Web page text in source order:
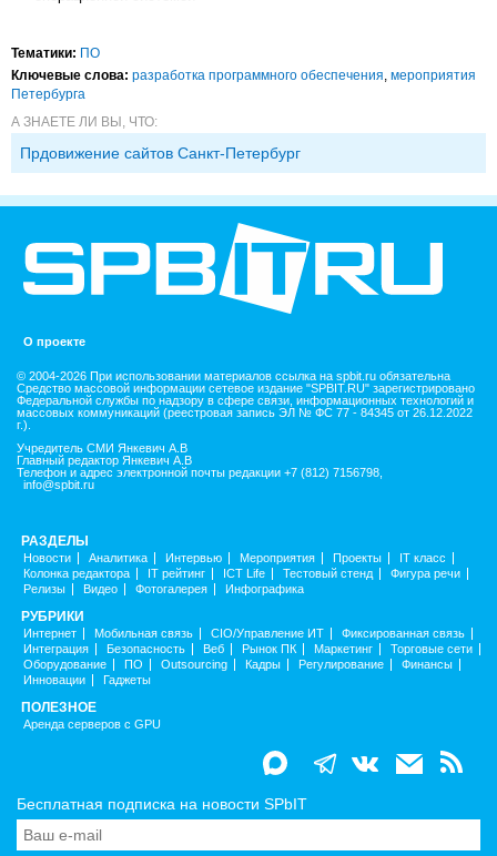
Тематики: ПО
Ключевые слова: разработка программного обеспечения мероприятия
Петербурга
А ЗНАЕТЕ ЛИ ВЫ, ЧТО:
Прдовижение сайтов Санкт-Петербург
О проекте
© 2004-2026 При использовании материалов ссылка на spbit.ru обязательна
Средство массовой информации сетевое издание "SPBIT.RU" зарегистрировано
Федеральной службы по надзору в сфере связи, информационных технологий и
массовых коммуникаций (реестровая запись ЭЛ № ФС 77 - 84345 от 26.12.2022
г.).
Учредитель СМИ Янкевич А.В
Главный редактор Янкевич А.В
Телефон и адрес электронной почты редакции +7 (812) 7156798,
info@spbit.ru
РАЗДЕЛЫ
Новости Аналитика Интервью Мероприятия Проекты
IT класс
Колонка редактора
IT рейтинг ICT Life Тестовый стенд
Фигура речи
Релизы
Видео Фотогалерея Инфографика
РУБРИКИ
Интернет Мобильная связь CIO/Управление ИТ
Фиксированная связь
Интеграция
Безопасность Веб Рынок ПК Маркетинг
Торговые сети
Оборудование
ПО Outsourcing Кадры Регулирование
Финансы
Инновации
Гаджеты
ПОЛЕЗНОЕ
Аренда серверов с GPU
Бесплатная подписка на новости SPbIT